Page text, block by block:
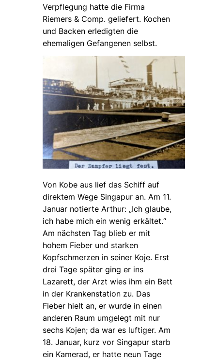
Verpflegung hatte die Firma
Riemers & Comp. geliefert. Kochen
und Backen erledigten die
ehemaligen Gefangenen selbst.
Von Kobe aus lief das Schiff auf
direktem Wege Singapur an. Am 11.
Januar notierte Arthur: „Ich glaube,
ich habe mich ein wenig erkältet.“
Am nächsten Tag blieb er mit
hohem Fieber und starken
Kopfschmerzen in seiner Koje. Erst
drei Tage später ging er ins
Lazarett, der Arzt wies ihm ein Bett
in der Krankenstation zu. Das
Fieber hielt an, er wurde in einen
anderen Raum umgelegt mit nur
sechs Kojen; da war es luftiger. Am
18. Januar, kurz vor Singapur starb
ein Kamerad, er hatte neun Tage